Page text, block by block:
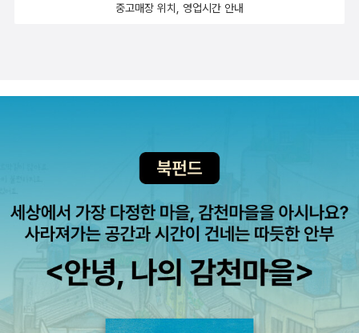
나누고 이를 녹음해 녹취한 뒤 주트가 생각한 방식에 따라 9개의 장
읽어볼 만하다. 1916년생으로 '현존하는 최고의 중동학자'로 꼽히는
버나드 루이스이 책은 <100년의 기록>(시공사, 2015)이다(우리 나
의 자기 삶과 업적, 그리고 중동 역사를 돌아보며 쓴 책이다. 버나드
루이스는 자신의 어린 시절 이야기로 책의 포문을 연다. 자신의 성장
과정과 함께, 역사학자의 삶으로 들어서게 된 계기, 영국인으로서 왜
중동의 역사를 연구하는지, 또 역사를 연구하면서 직면한 학문적 고
민과 논쟁에 대해서 솔직하게 풀어놓았다. 뿐만 아니라 제2차 세계대
중고매장 위치, 영업시간 안내